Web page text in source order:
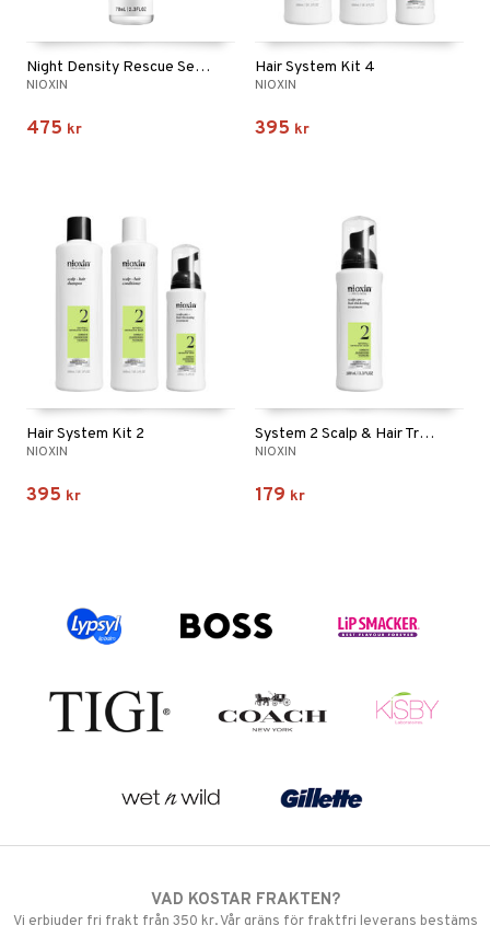
Night Density Rescue Serum
NIOXIN
475 kr
Hair System Kit 4
NIOXIN
395 kr
Hair System Kit 2
NIOXIN
395 kr
System 2 Scalp & Hair Treatment
NIOXIN
179 kr
VAD KOSTAR FRAKTEN?